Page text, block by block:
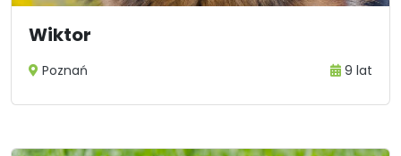
Wiktor
Poznań 9 lat